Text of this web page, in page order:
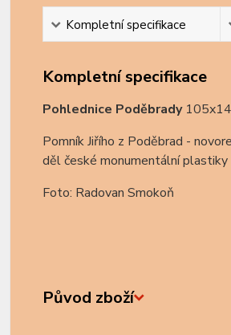
Kompletní specifikace
Kompletní specifikace
Pohlednice Poděbrady
Pomník Jiřího z Poděbrad -
děl české monumentální
Foto: Radovan Smokoň
Původ zboží